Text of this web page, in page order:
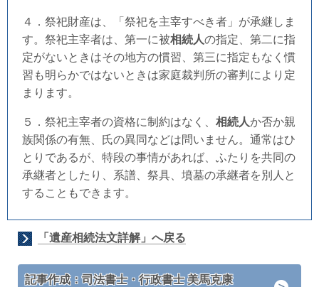
４．祭祀財産は、「祭祀を主宰すべき者」が承継しま
す。祭祀主宰者は、第一に被相続人の指定、第二に指
定がないときはその地方の慣習、第三に指定もなく慣
習も明らかではないときは家庭裁判所の審判により定
まります。
５．祭祀主宰者の資格に制約はなく、 相続人か否か親
族関係の有無、氏の異同などは問いません。通常はひ
とりであるが、特段の事情があれば、ふたりを共同の
承継者としたり、系譜、祭具、墳墓の承継者を別人と
することもできます。
「遺産相続法文詳解」へ戻る
記事作成：司法書士・行政書士 美馬克康